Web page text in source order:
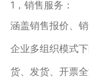
1，销售服务：
涵盖销售报价、
企业多组织模式
货、发货、开票